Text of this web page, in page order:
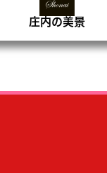
庄内の美景